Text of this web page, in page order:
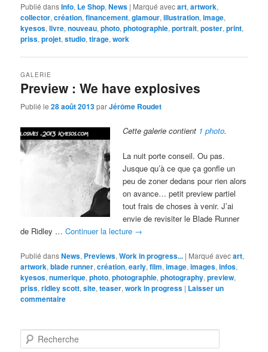
Publié dansInfo, Le Shop,News | Marqué avecart,artwork,
collector,création,financement,glamour,illustration,image,
kyesos,livre,nouveau,photo,photographie,portrait,poster,print,
priss,projet,studio,tirage,work
Preview : We have explosives
GALERIE
Publié le28 août 2013parJérôme Roudet
Cette galerie contient 1 photo.
La nuit porte conseil. Ou pas.
Jusque qu’à ce que ça gonfle un
peu de zoner dedans pour rien alors
on avance… petit preview partiel
tout frais de choses à venir. J’ai
envie de revisiter le Blade Runner
de Ridley …Continuer la lecture →
Publié dansNews, Previews,Work in progress... | Marqué avecart,
artwork,blade runner,création,early,film,image,images,infos,
kyesos,numerique,photo,photographie,photography,preview,
priss,ridley scott,site,teaser,work in progress | Laisser un
commentaire
e